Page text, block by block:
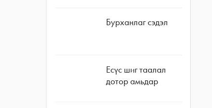
Бурханлаг сэдэл
Есүс шиг таалал
дотор амьдар